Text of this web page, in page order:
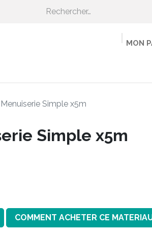
MON
Simple x5m
Simple x5m
COMMENT ACHETER CE